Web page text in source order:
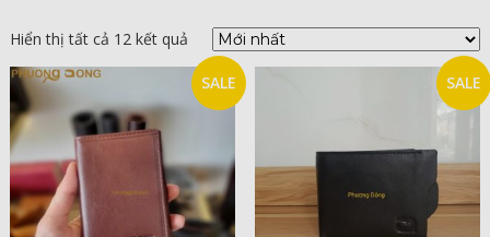
Hiển thị tất cả 12 kết quả
SALE SALE